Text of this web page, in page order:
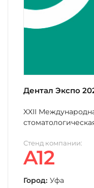
Дентал Экспо
XXII
Стенд компании:
A12
Город: Уфа